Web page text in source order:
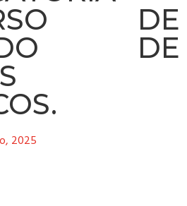
DE
DE
2025